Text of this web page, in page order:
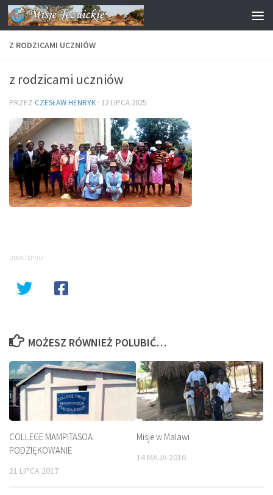
Przejdź do treści
Z RODZICAMI UCZNIÓW
z rodzicami uczniów
PRZEZ CZESŁAW HENRYK · 12 LIPCA 2025
UDOSTĘPNIJ
MOŻESZ RÓWNIEŻ POLUBIĆ…
COLLEGE MAMPITASOA.
PODZIĘKOWANIE
21 LIPCA 2017
Misje w Malawi
14 MAJA 2016